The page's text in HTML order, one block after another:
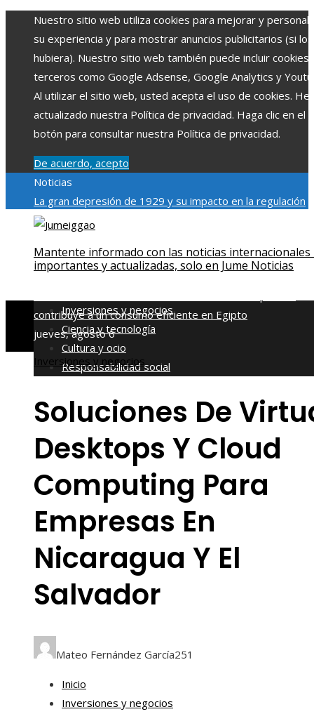
Nuestro sitio web utiliza cookies para mejorar y
su experiencia y para mostrar anuncios publicitarios (si los
hubiera). Nuestro sitio web también puede incluir cookies
terceros como Google Adsense, Google Analytics y
Al utilizar el sitio web, usted acepta el uso de cookies.
actualizado nuestra Política de privacidad. Haga clic en el
botón para consultar nuestra Política de privacidad.
De acuerdo, acepto
Noticias
La gran depresión de 1929 y su impacto en la regulación
bancariaLas 15 exploraciones espaciales que ampliaron
individuales más grandes y su impacto en la ciencia y
tecnología
Modelos de desarrollo sostenible basados en
contribuye a un consumo eficiente en Egipto
jueves, agosto 6
Mantente informado con las noticias internacionales
importantes y actualizadas, solo en Jume Noticias
Inversiones y negocios
Ciencia y tecnología
Cultura y ocio
Responsabilidad social
Inversiones y negocios
Soluciones De
Desktops Y Cloud
Computing Para
Empresas En
Nicaragua Y El
Salvador
Mateo Fernández García251
Inicio
Inversiones y negocios